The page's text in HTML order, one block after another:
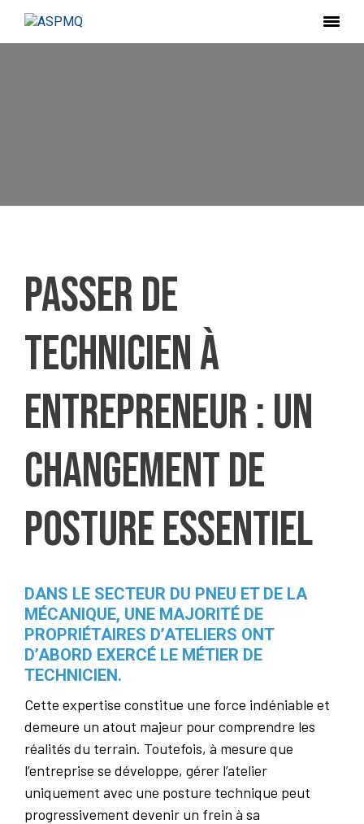
Passer de
technicien à
entrepreneur : un
changement de
posture essentiel
DANS LE SECTEUR DU PNEU ET DE LA
MÉCANIQUE, UNE MAJORITÉ DE
PROPRIÉTAIRES D’ATELIERS ONT
D’ABORD EXERCÉ LE MÉTIER DE
TECHNICIEN.
Cette expertise constitue une force indéniable et
demeure un atout majeur pour comprendre les
réalités du terrain. Toutefois, à mesure que
l’entreprise se développe, gérer l’atelier
uniquement avec une posture technique peut
progressivement devenir un frein à sa